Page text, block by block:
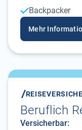
Backpacker
Mehr
Beruflich
Versicherbar: